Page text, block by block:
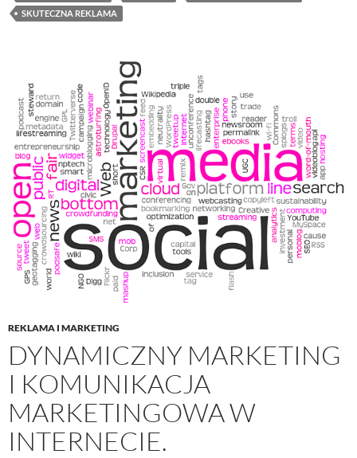
SKUTECZNA REKLAMA
REKLAMA I MARKETING
DYNAMICZNY MARKETING
I KOMUNIKACJA
MARKETINGOWA W
INTERNECIE.